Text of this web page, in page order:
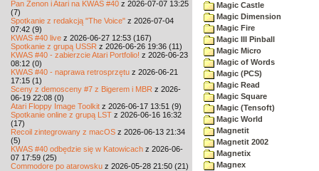
Pan Zenon i Atari na KWAS #40 z 2026-07-07 13:25
(7)
Spotkanie z redakcją "The Voice" z 2026-07-04
07:42 (9)
KWAS #40 live z 2026-06-27 12:53 (167)
Spotkanie z grupą USSR z 2026-06-26 19:36 (11)
KWAS #40 - zabierzcie Atari Portfolio! z 2026-06-23
08:12 (0)
KWAS #40 - naprawa retrosprzętu z 2026-06-21
17:15 (1)
Sceny z demosceny #7 z Bigerem i MBR z 2026-
06-19 22:08 (0)
Atari Floppy Image Toolkit z 2026-06-17 13:51 (9)
Spotkanie online z grupą LST z 2026-06-16 16:32
(17)
Recoil zintegrowany z macOS z 2026-06-13 21:34
(5)
KWAS #40 odbędzie się w Katowicach z 2026-06-
07 17:59 (25)
Commodore po atarowsku z 2026-05-28 21:50 (21)
Magic Castle
Magic Dimension
Magic Fire
Magic III Pinball
Magic Micro
Magic of Words
Magic (PCS)
Magic Read
Magic Square
Magic (Tensoft)
Magic World
Magnetit
Magnetit 2002
Magnetix
Magnex